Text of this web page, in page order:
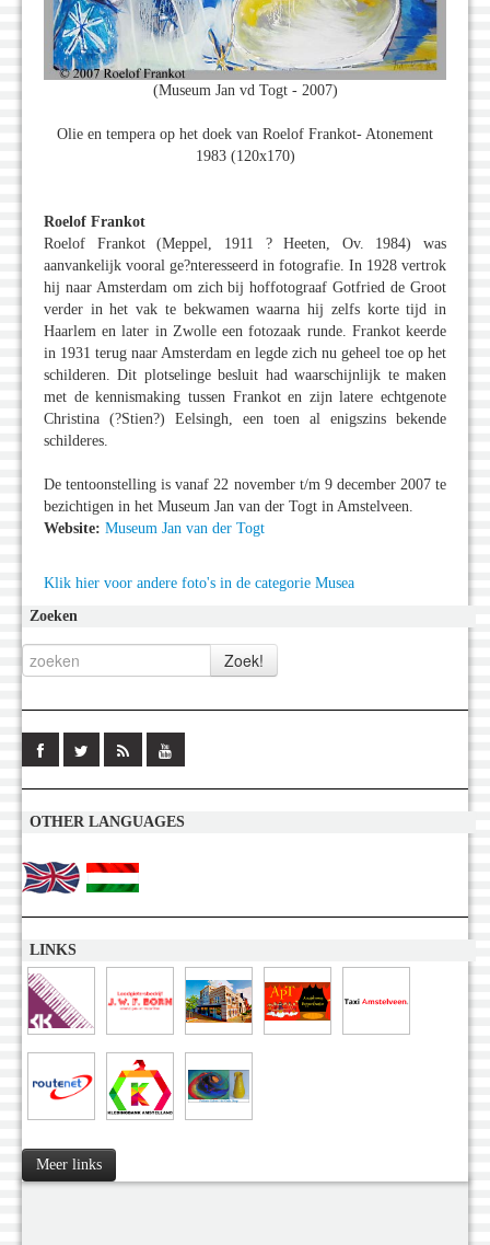
(Museum Jan vd Togt - 2007)
Olie en tempera op het doek van Roelof Frankot- Atonement
1983 (120x170)
Roelof Frankot
Roelof Frankot (Meppel, 1911 ? Heeten, Ov. 1984) was
aanvankelijk vooral ge?nteresseerd in fotografie. In 1928 vertrok
hij naar Amsterdam om zich bij hoffotograaf Gotfried de Groot
verder in het vak te bekwamen waarna hij zelfs korte tijd in
Haarlem en later in Zwolle een fotozaak runde. Frankot keerde
in 1931 terug naar Amsterdam en legde zich nu geheel toe op het
schilderen. Dit plotselinge besluit had waarschijnlijk te maken
met de kennismaking tussen Frankot en zijn latere echtgenote
Christina (?Stien?) Eelsingh, een toen al enigszins bekende
schilderes.
De tentoonstelling is vanaf 22 november t/m 9 december 2007 te
bezichtigen in het Museum Jan van der Togt in Amstelveen.
Website: Museum Jan van der Togt
Klik hier voor andere foto's in de categorie Musea
Zoeken
OTHER LANGUAGES
LINKS
Meer links